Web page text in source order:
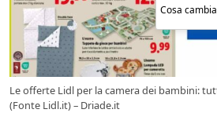
Le offerte Lidl per la camera dei bambini:
(Fonte Lidl.it) – Driade.it
Cosa cambia